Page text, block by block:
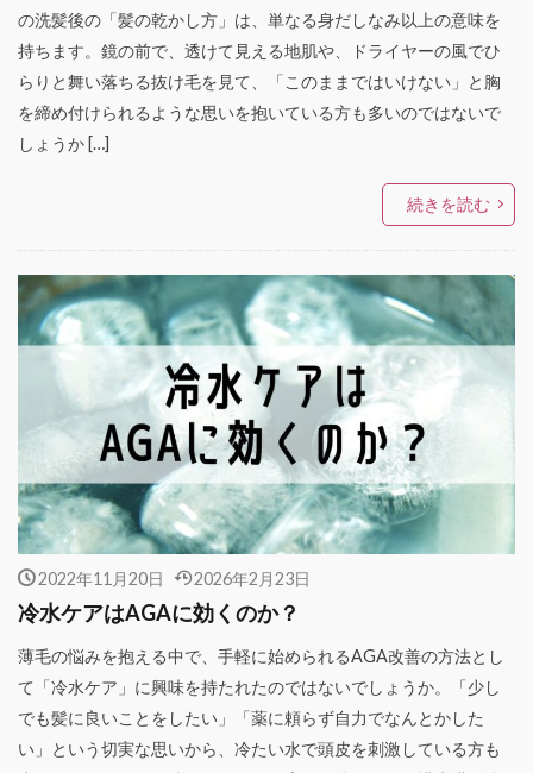
の洗髪後の「髪の乾かし方」は、単なる身だしなみ以上の意味を
持ちます。鏡の前で、透けて見える地肌や、ドライヤーの風でひ
らりと舞い落ちる抜け毛を見て、「このままではいけない」と胸
を締め付けられるような思いを抱いている方も多いのではないで
しょうか […]
続きを読む
2022年11月20日 2026年2月23日
冷水ケアはAGAに効くのか？
薄毛の悩みを抱える中で、手軽に始められるAGA改善の方法とし
て「冷水ケア」に興味を持たれたのではないでしょうか。「少し
でも髪に良いことをしたい」「薬に頼らず自力でなんとかした
い」という切実な思いから、冷たい水で頭皮を刺激している方も